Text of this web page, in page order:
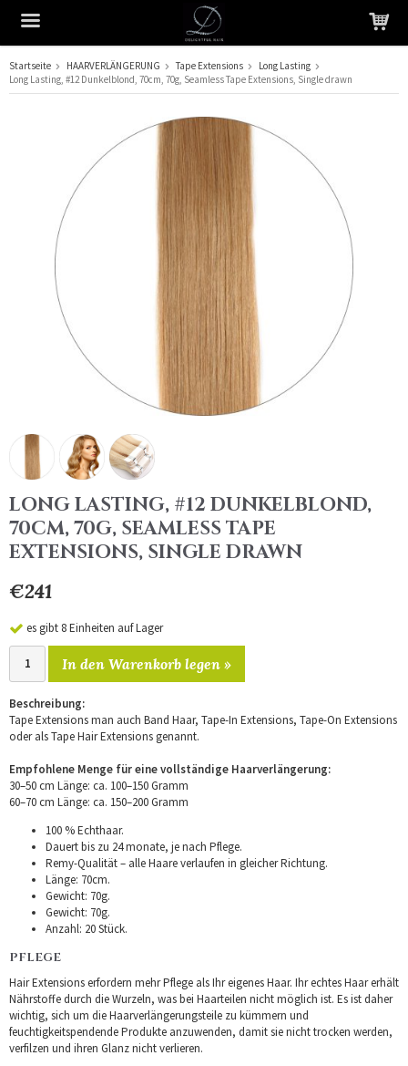
Das Produkt wurde in Ihren Warenkorb gelegt
Startseite HAARVERLÄNGERUNG Tape Extensions
Long Lasting
Long Lasting, #12 Dunkelblond, 70cm, 70g, Seamless Tape Extensions, Single drawn
LONG LASTING, #12 DUNKELBLOND,
70CM, 70G, SEAMLESS TAPE
EXTENSIONS, SINGLE DRAWN
€241
es gibt 8 Einheiten auf Lager
In den Warenkorb legen »
Beschreibung:
Tape Extensions man auch Band Haar, Tape-In Extensions, Tape-On Extensions
oder als Tape Hair Extensions genannt.
Empfohlene Menge für eine vollständige Haarverlängerung:
30–50 cm Länge: ca. 100–150 Gramm
60–70 cm Länge: ca. 150–200 Gramm
100 % Echthaar.
Dauert bis zu 24 monate, je nach Pflege.
Remy-Qualität – alle Haare verlaufen in gleicher Richtung.
Länge: 70cm.
Gewicht: 70g.
Gewicht: 70g.
Anzahl: 20 Stück.
PFLEGE
Hair Extensions erfordern mehr Pflege als Ihr eigenes Haar. Ihr echtes Haar erhält
Nährstoffe durch die Wurzeln, was bei Haarteilen nicht möglich ist. Es ist daher
wichtig, sich um die Haarverlängerungsteile zu kümmern und
feuchtigkeitspendende Produkte anzuwenden, damit sie nicht trocken werden,
verfilzen und ihren Glanz nicht verlieren.